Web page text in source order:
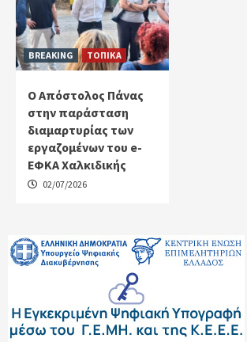
BREAKING ΤΟΠΙΚΑ
Ο Απόστολος Πάνας
στην παράσταση
διαμαρτυρίας των
εργαζομένων του e-
ΕΦΚΑ Χαλκιδικής
02/07/2026